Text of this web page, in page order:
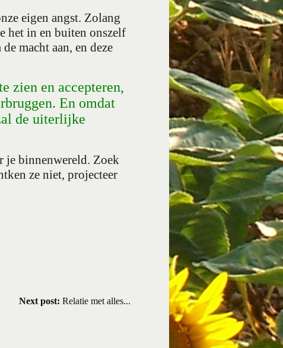
eigen angst. Zolang
het in en buiten onszelf
macht aan, en deze
zien en accepteren,
En omdat
de uiterlijke
je binnenwereld. Zoek
ze niet, projecteer
Next post: Relatie met alles...